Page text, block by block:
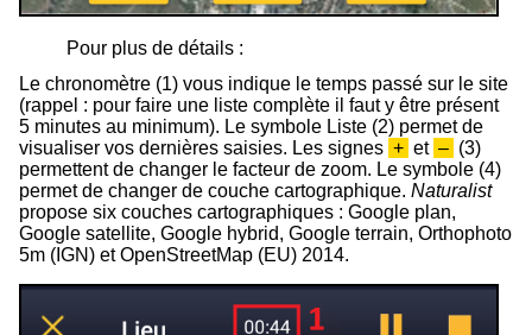
Pour plus de détails :
Le chronomètre (1) vous indique le temps passé sur le site
(rappel : pour faire une liste complète il faut y être présent
5 minutes au minimum). Le symbole Liste (2) permet de
visualiser vos dernières saisies. Les signes + et – (3)
permettent de changer le facteur de zoom. Le symbole (4)
permet de changer de couche cartographique. Naturalist
propose six couches cartographiques : Google plan,
Google satellite, Google hybrid, Google terrain, Orthophoto
5m (IGN) et OpenStreetMap (EU) 2014.